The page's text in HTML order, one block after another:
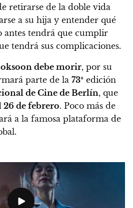
retirarse de la doble vida
a su hija y entender qué
antes tendrá que cumplir
tendrá sus complicaciones.
debe morir, por su
parte de la 73ª edición
de Cine de Berlín, que
26 de febrero. Poco más de
a la famosa plataforma de